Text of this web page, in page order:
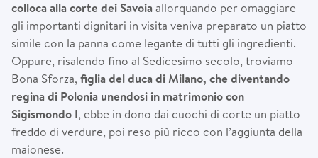
colloca alla corte dei Savoiaallorquando per omaggiare
gli importanti dignitari in visita veniva preparato un piatto
simile con la panna come legante di tutti gli ingredienti.
Oppure, risalendo fino al Sedicesimo secolo, troviamo
Bona Sforza, figlia del duca di Milano, che diventando
regina di Polonia unendosi in matrimonio con
Sigismondo I, ebbe in dono dai cuochi di corte un piatto
freddo di verdure, poi reso più ricco con l’aggiunta della
maionese.